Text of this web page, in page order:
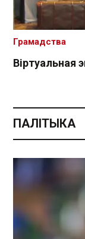
Віртуальная
Грамадства
ПАЛІТЫКА